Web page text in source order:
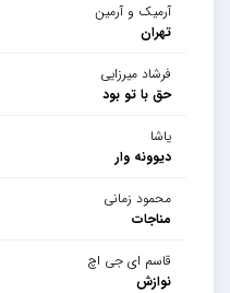
آرمیک و آرمین
تهران
فرشاد میرزایی
حق با تو بود
یاشا
دیوونه وار
محمود زمانی
مناجات
قاسم ای جی اچ
نوازش